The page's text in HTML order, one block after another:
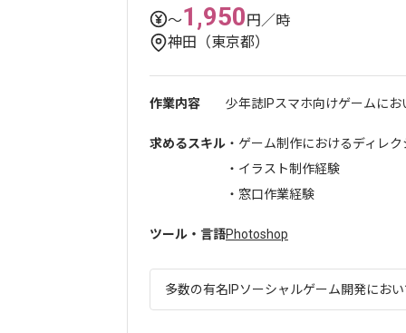
〜1,950円／時
神田（東京都）
作業内容 少年誌IPスマホ向けゲームに
求めるスキル ・ゲーム制作におけるディレ
・イラスト制作経験
・窓口作業経験
ツール・言語Photoshop
多数の有名IPソーシャルゲーム開発にお